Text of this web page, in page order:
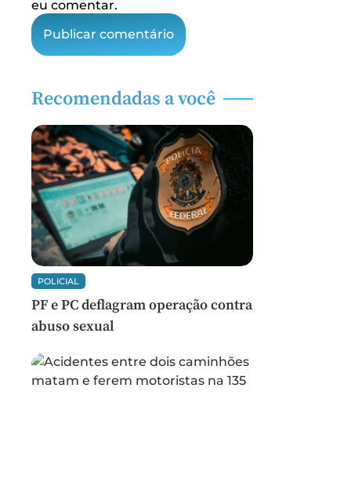
eu comentar.
Recomendadas a você
POLICIAL
PF e PC deflagram operação contra
abuso sexual